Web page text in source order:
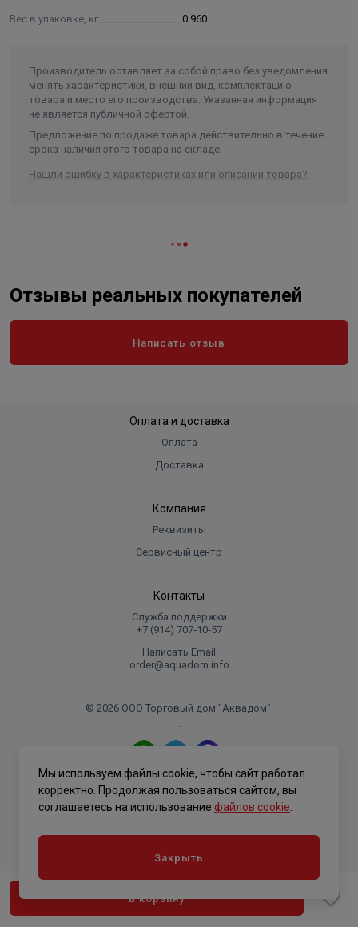
В корзину
макс. температура рабочей среды Тмакс.: 100 °С ;
регулируемая температура Тр: 55, 60 или 70 °С.
Вес в упаковке, кг 0.960
Производитель оставляет за собой право без уведомления
менять характеристики, внешний вид, комплектацию
товара и место его производства. Указанная информация
не является публичной офертой.
Предложение по продаже товара действительно в течение
срока наличия этого товара на складе.
Нашли ошибку в характеристиках или описании товара?
Отзывы реальных покупателей
Написать отзыв
Оплата и доставка
Оплата
Доставка
Компания
Реквизиты
Сервисный центр
Контакты
Служба поддержки
+7 (914) 707‑10‑57
Написать Email
order@aquadom.info
© 2026 ООО Торговый дом "Аквадом".
.
Политика конфиденциальности
Мы используем файлы cookie, чтобы сайт работал
корректно. Продолжая пользоваться сайтом, вы
соглашаетесь на использование файлов cookie
Закрыть